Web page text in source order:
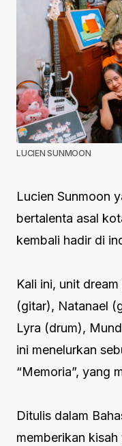
LUCIEN SUNMOON
Lucien Sunmoon
bertalenta asal
kembali hadir di
Kali ini, unit
(gitar), Natanael
Lyra (drum),
ini menelurkan
“Memoria”, yang
Ditulis dalam
memberikan